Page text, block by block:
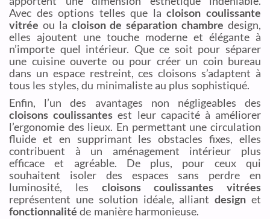
Avec des options telles que lacloison coulissante
vitrée ou la cloison de séparation chambre design,
elles ajoutent une touche moderne et élégante à
n’importe quel intérieur. Que ce soit pour séparer
une cuisine ouverte ou pour créer un coin bureau
dans un espace restreint, ces cloisons s’adaptent à
tous les styles, du minimaliste au plus sophistiqué.
Enfin, l’un des avantages non négligeables des
cloisons coulissantes est leur capacité à améliorer
l’ergonomie des lieux. En permettant une circulation
fluide et en supprimant les obstacles fixes, elles
contribuent à un aménagement intérieur plus
efficace et agréable. De plus, pour ceux qui
souhaitent isoler des espaces sans perdre en
luminosité, les cloisons coulissantes vitrées
représentent une solution idéale, alliantdesign et
fonctionnalité de manière harmonieuse.